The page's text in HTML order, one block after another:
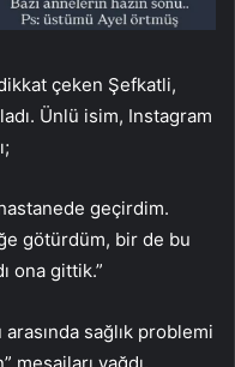
çeken Şefkatli,
Ünlü isim, Instagram
geçirdim.
götürdüm, bir de bu
ona gittik.”
sağlık problemi